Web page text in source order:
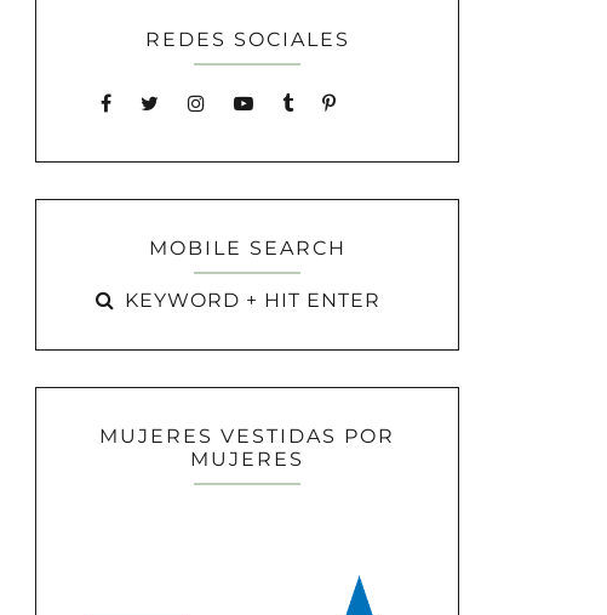
REDES SOCIALES
MOBILE SEARCH
MUJERES VESTIDAS POR
MUJERES